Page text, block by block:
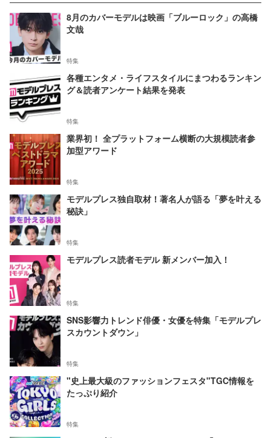
8月のカバーモデルは映画「ブルーロック」の高橋
文哉
特集
各種エンタメ・ライフスタイルにまつわるランキン
グ＆読者アンケート結果を発表
特集
業界初！ 全プラットフォーム横断の大規模読者参
加型アワード
特集
モデルプレス独自取材！著名人が語る「夢を叶える
秘訣」
特集
モデルプレス読者モデル 新メンバー加入！
特集
SNS影響力トレンド俳優・女優を特集「モデルプレ
スカウントダウン」
特集
"史上最大級のファッションフェスタ"TGC情報を
たっぷり紹介
特集